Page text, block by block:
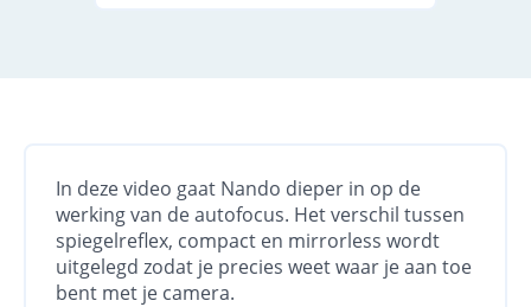
In deze video gaat Nando dieper in op de
werking van de autofocus. Het verschil tussen
spiegelreflex, compact en mirrorless wordt
uitgelegd zodat je precies weet waar je aan toe
bent met je camera.